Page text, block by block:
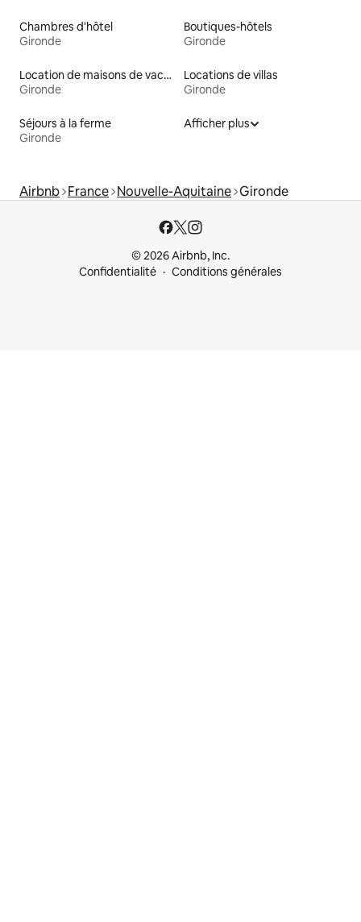
Chambres d'hôtel
Gironde
Boutiques-hôtels
Gironde
Location de maisons de vacances
Gironde
Locations de villas
Gironde
Séjours à la ferme
Gironde
Afficher plus
Airbnb France Nouvelle-Aquitaine Gironde
© 2026 Airbnb, Inc.
Confidentialité
Conditions générales